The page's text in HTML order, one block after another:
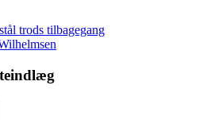
trods tilbagegang